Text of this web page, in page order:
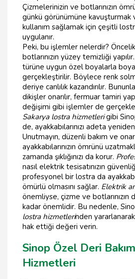
Çizmelerinizin ve botlarınızın
günkü görünümüne kavuşturmak
kullanım sağlamak için çeşitli
uygulanır.
Peki, bu işlemler nelerdir?
botlarınızın yüzey temizliği
türüne uygun özel boyalarla
gerçekleştirilir. Böylece renk
deriye canlılık kazandırılır.
dikişler onarılır, fermuar tamiri
değişimi gibi işlemler de
Sakarya lostra hizmetlerigibi
de, ayakkabılarınızı adeta
Unutmayın, düzenli bakım ve
ayakkabılarınızın ömrünü
zamanda şıklığınızı da korur.
nasıl elektrik tesisatınızın
profesyonel bir lostra da
ömürlü olmasını sağlar. Elektrik
önemliyse, çizme ve botlarınızın
kadar önemlidir. Bu nedenle,
lostra hizmetlerinden yararlanarak
hak ettiği değeri verin.
Sinop Özel Deri
Hizmetleri